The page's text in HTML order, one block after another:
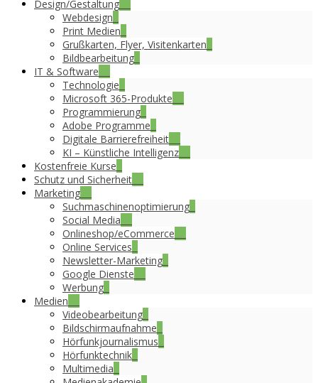
Design/Gestaltung
Webdesign
Print Medien
Grußkarten, Flyer, Visitenkarten
Bildbearbeitung
IT & Software
Technologie
Microsoft 365-Produkte
Programmierung
Adobe Programme
Digitale Barrierefreiheit
KI – Künstliche Intelligenz
Kostenfreie Kurse
Schutz und Sicherheit
Marketing
Suchmaschinenoptimierung
Social Media
Onlineshop/eCommerce
Online Services
Newsletter-Marketing
Google Dienste
Werbung
Medien
Videobearbeitung
Bildschirmaufnahme
Hörfunkjournalismus
Hörfunktechnik
Multimedia